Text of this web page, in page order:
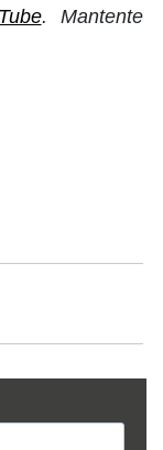
. Mantente